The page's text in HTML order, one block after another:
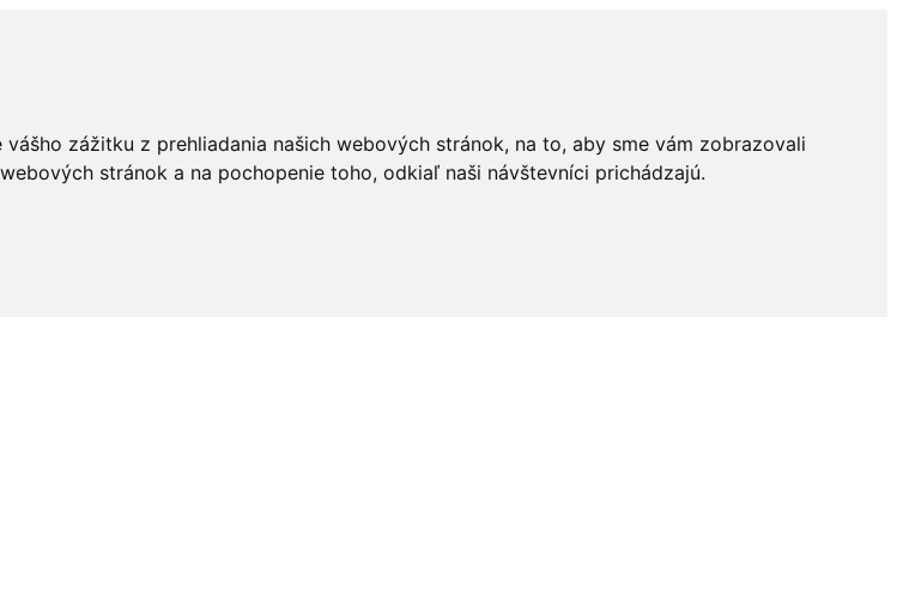
zážitku z prehliadania našich webových stránok, na to, aby sme vám zobrazovali
stránok a na pochopenie toho, odkiaľ naši návštevníci prichádzajú.